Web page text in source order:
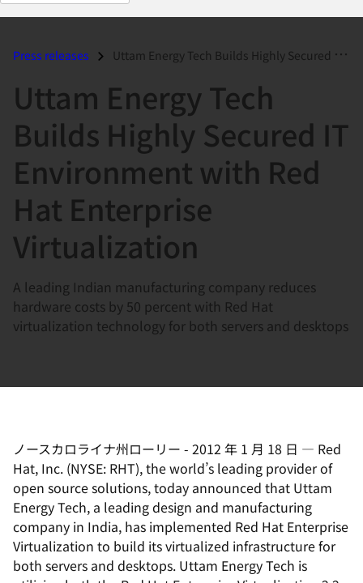
の
だ
い
Press releases Uttam Energy Tech Builds Highly Secured IT Environment with Red Hat En...
Uttam Energy Tech
Builds Highly Secured IT
Environment with Red
Hat Enterprise
Virtualization
A leading Indian manufacturing company reduces
hardware costs by 50 percent with Red Hat
virtualization technology for both servers and desktops
ノースカロライナ州ローリー - 2012 年 1 月 18 日 — Red
Hat, Inc. (NYSE: RHT), the world’s leading provider of
open source solutions, today announced that Uttam
Energy Tech, a leading design and manufacturing
company in India, has implemented Red Hat Enterprise
Virtualization to build its virtualized infrastructure for
both servers and desktops. Uttam Energy Tech is